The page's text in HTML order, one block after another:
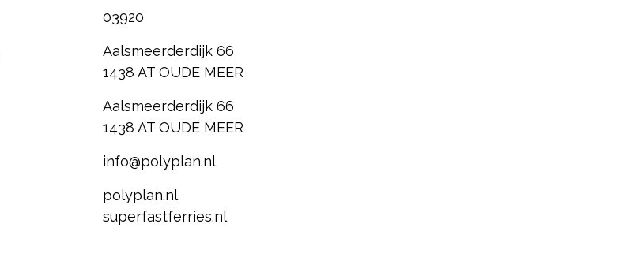
03920
Aalsmeerderdijk 66
1438 AT OUDE MEER
Aalsmeerderdijk 66
1438 AT OUDE MEER
info@polyplan.nl
polyplan.nl
superfastferries.nl